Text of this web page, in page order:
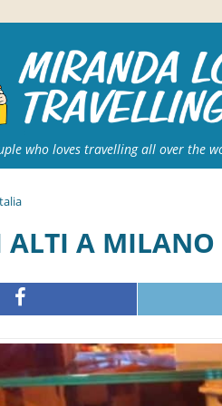
who loves travelling all over the
ALTI A MILANO